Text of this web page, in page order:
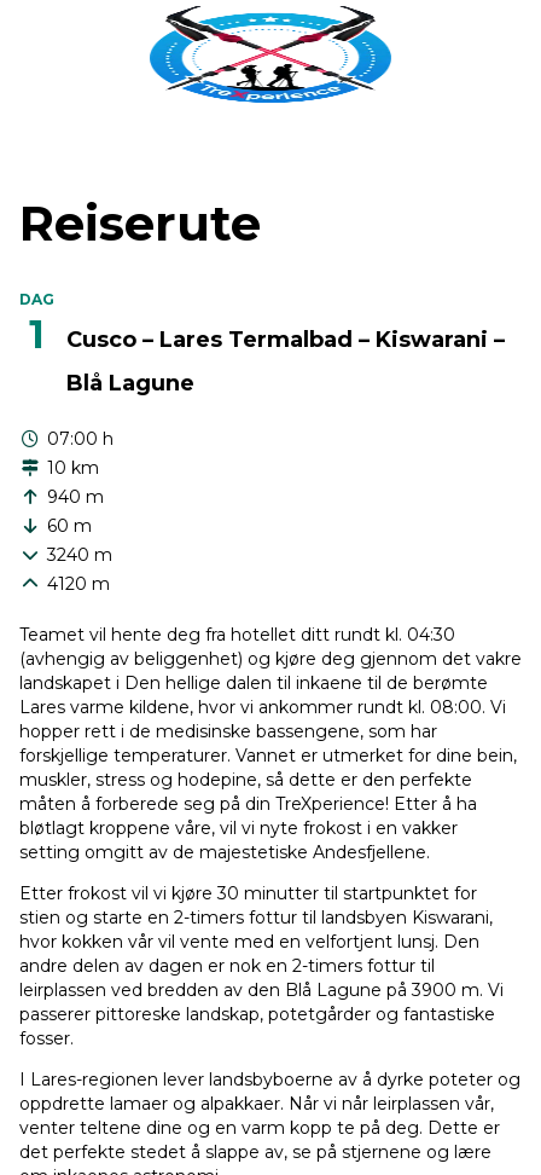
Reiserute
DAG
1
Cusco – Lares Termalbad – Kiswarani –
Blå Lagune
07:00 h
10 km
940 m
60 m
3240 m
4120 m
Teamet vil hente deg fra hotellet ditt rundt kl. 04:30
(avhengig av beliggenhet) og kjøre deg gjennom det vakre
landskapet i Den hellige dalen til inkaene til de berømte
Lares varme kildene, hvor vi ankommer rundt kl. 08:00. Vi
hopper rett i de medisinske bassengene, som har
forskjellige temperaturer. Vannet er utmerket for dine bein,
muskler, stress og hodepine, så dette er den perfekte
måten å forberede seg på din TreXperience! Etter å ha
bløtlagt kroppene våre, vil vi nyte frokost i en vakker
setting omgitt av de majestetiske Andesfjellene.
Etter frokost vil vi kjøre 30 minutter til startpunktet for
stien og starte en 2-timers fottur til landsbyen Kiswarani,
hvor kokken vår vil vente med en velfortjent lunsj. Den
andre delen av dagen er nok en 2-timers fottur til
leirplassen ved bredden av den Blå Lagune på 3900 m. Vi
passerer pittoreske landskap, potetgårder og fantastiske
fosser.
I Lares-regionen lever landsbyboerne av å dyrke poteter og
oppdrette lamaer og alpakkaer. Når vi når leirplassen vår,
venter teltene dine og en varm kopp te på deg. Dette er
det perfekte stedet å slappe av, se på stjernene og lære